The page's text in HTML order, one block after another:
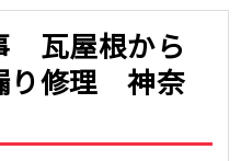
瓦屋根から
り修理 神奈